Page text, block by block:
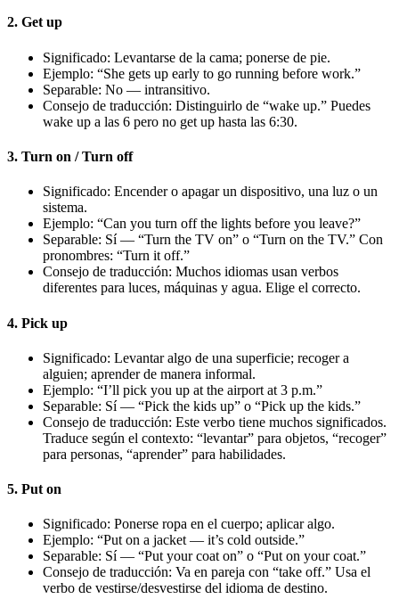
2. Get up
Significado: Levantarse de la cama; ponerse de pie.
Ejemplo: “She gets up early to go running before work.”
Separable: No — intransitivo.
Consejo de traducción: Distinguirlo de “wake up.” Puedes
wake up a las 6 pero no get up hasta las 6:30.
3. Turn on / Turn off
Significado: Encender o apagar un dispositivo, una luz o un
sistema.
Ejemplo: “Can you turn off the lights before you leave?”
Separable: Sí — “Turn the TV on” o “Turn on the TV.” Con
pronombres: “Turn it off.”
Consejo de traducción: Muchos idiomas usan verbos
diferentes para luces, máquinas y agua. Elige el correcto.
4. Pick up
Significado: Levantar algo de una superficie; recoger a
alguien; aprender de manera informal.
Ejemplo: “I’ll pick you up at the airport at 3 p.m.”
Separable: Sí — “Pick the kids up” o “Pick up the kids.”
Consejo de traducción: Este verbo tiene muchos significados.
Traduce según el contexto: “levantar” para objetos, “recoger”
para personas, “aprender” para habilidades.
5. Put on
Significado: Ponerse ropa en el cuerpo; aplicar algo.
Ejemplo: “Put on a jacket — it’s cold outside.”
Separable: Sí — “Put your coat on” o “Put on your coat.”
Consejo de traducción: Va en pareja con “take off.” Usa el
verbo de vestirse/desvestirse del idioma de destino.